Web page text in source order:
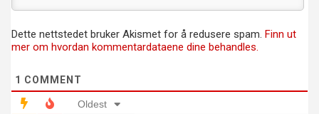
Dette nettstedet bruker Akismet for å redusere spam. Finn ut
mer om hvordan kommentardataene dine behandles.
1 COMMENT
Oldest